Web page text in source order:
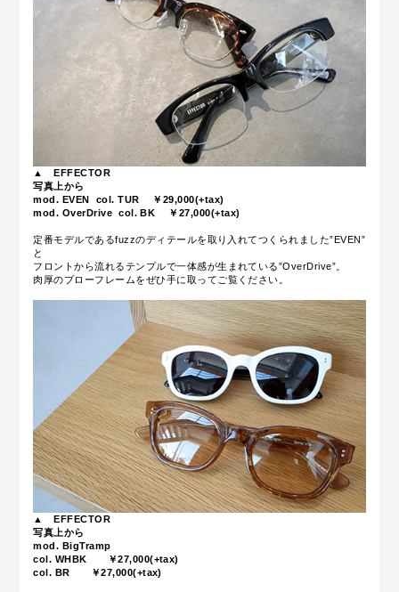
▲
EFFECTOR
写真上から
mod. EVEN col. TUR ￥29,000(+tax)
mod. OverDrivecol. BK ￥27,000(+tax)
定番モデルであるfuzzのディテールを取り入れてつくられました”EVEN”
と
フロントから流れるテンプルで一体感が生まれている”OverDrive”。
肉厚のブローフレームをぜひ手に取ってご覧ください。
▲
EFFECTOR
写真上から
mod. BigTramp
col. WHBK ￥27,000(+tax)
col. BR ￥27,000(+tax)